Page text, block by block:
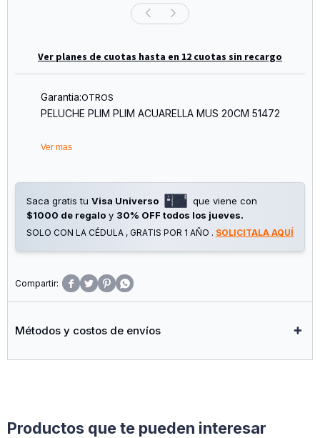
Ver planes de cuotas hasta en 12 cuotas sin recargo
Garantia:OTROS
PELUCHE PLIM PLIM ACUARELLA MUS 20CM 51472
Ver mas
Saca gratis tu Visa Universo
que viene con
$1000 de regalo y 30% OFF todos los jueves.
SOLO CON LA CÉDULA , GRATIS POR 1 AÑO . SOLICITALA AQUÍ
   
Métodos y costos de envíos
Productos que te pueden interesar